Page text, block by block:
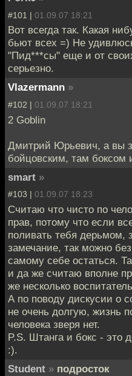
#101 | 01.09.07 18:21
Вот всегда так. Какая
бьют всех =) Не
"Пид***сы" еще и от
серьезно.
Vlazermann »
#102 | 01.09.07 18:21
2 Goblin
Дмитрий Юрьевич, а вы
бойцовским, там боксом
smart »
#103 | 01.09.07 18:23
Считаю что чисто по
прав, потому что если
поливать тебя дерьмом,
замечание, так можно
самому себе остаться.
и да же считаю вполне
же несколько
А по поводу дискусии о
не очень долгую, жизнь
человека зверя нет.
P.S. Штанга и бокс - это
:).
Student » подросток